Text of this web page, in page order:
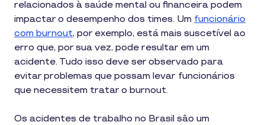
relacionados à saúde mental ou financeira podem
impactar o desempenho dos times. Um funcionário
com burnout, por exemplo, está mais suscetível ao
erro que, por sua vez, pode resultar em um
acidente. Tudo isso deve ser observado para
evitar problemas que possam levar funcionários
que necessitem tratar o burnout.
Os acidentes de trabalho no Brasil são um